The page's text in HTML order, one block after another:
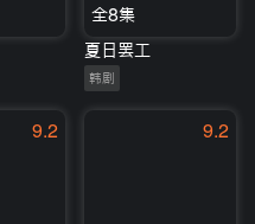
全8集
夏日罢工
韩剧
9.2 9.2